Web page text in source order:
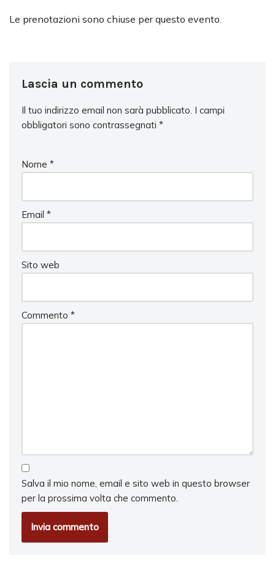
Le prenotazioni sono chiuse per questo evento.
Lascia un commento
Il tuo indirizzo email non sarà pubblicato. I campi
obbligatori sono contrassegnati *
Nome *
Email *
Sito web
Commento *
Salva il mio nome, email e sito web in questo browser
per la prossima volta che commento.